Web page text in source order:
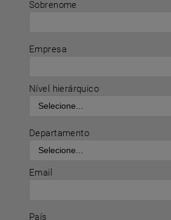
Sobrenome
Empresa
Nível hierárquico
Departamento
Email
País